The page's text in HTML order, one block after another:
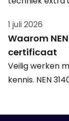
storing oplost
temperaturen
deze 8
veilig,
1 juli 2026
Waarom
certificaat
Veilig werken
kennis. NEN